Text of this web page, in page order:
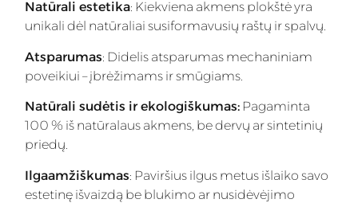
Natūrali estetika: Kiekviena akmens plokštė yra
unikali dėl natūraliai susiformavusių raštų ir spalvų.
Atsparumas: Didelis atsparumas mechaniniam
poveikiui – įbrėžimams ir smūgiams.
Natūrali sudėtis ir ekologiškumas: Pagaminta
100 % iš natūralaus akmens, be dervų ar sintetinių
priedų.
Ilgaamžiškumas: Paviršius ilgus metus išlaiko savo
estetinę išvaizdą be blukimo ar nusidėvėjimo